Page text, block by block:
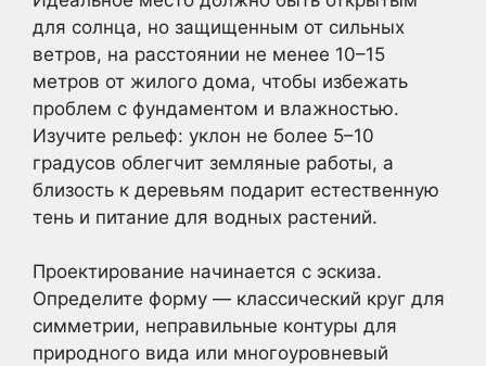
для солнца, но защищенным от сильных
ветров, на расстоянии не менее 10–15
метров от жилого дома, чтобы избежать
проблем с фундаментом и влажностью.
Изучите рельеф: уклон не более 5–10
градусов облегчит земляные работы, а
близость к деревьям подарит естественную
тень и питание для водных растений.
Проектирование начинается с эскиза.
Определите форму — классический круг для
симметрии, неправильные контуры для
природного вида или многоуровневый